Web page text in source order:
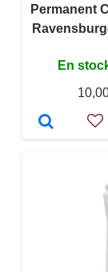
Permanent
En